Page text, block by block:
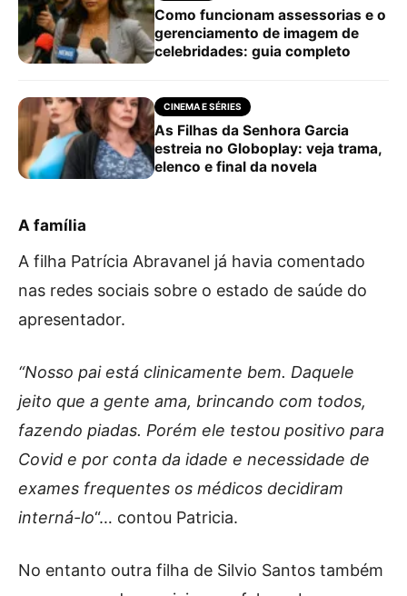
Como funcionam assessorias e o
gerenciamento de imagem de
celebridades: guia completo
CINEMA E SÉRIES
As Filhas da Senhora Garcia
estreia no Globoplay: veja trama,
elenco e final da novela
A família
A filha Patrícia Abravanel já havia comentado
nas redes sociais sobre o estado de saúde do
apresentador.
“Nosso pai está clinicamente bem. Daquele
jeito que a gente ama, brincando com todos,
fazendo piadas. Porém ele testou positivo para
Covid e por conta da idade e necessidade de
exames frequentes os médicos decidiram
interná-lo“… contou Patricia.
No entanto outra filha de Silvio Santos também